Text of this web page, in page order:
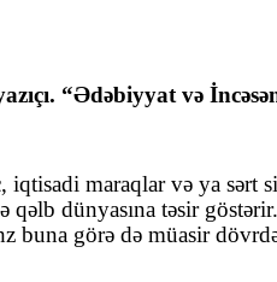
“Ədəbiyyat və
iqtisadi maraqlar və ya
qəlb dünyasına təsir
buna görə də müasir